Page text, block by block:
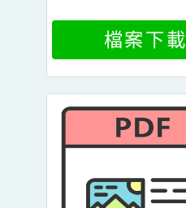
檔案下載